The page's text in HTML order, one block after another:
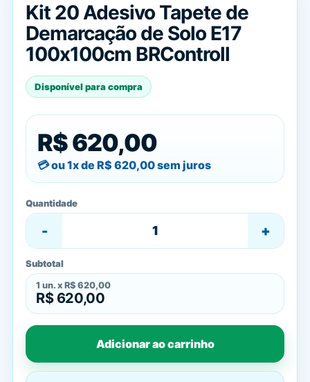
Kit 20 Adesivo Tapete de
Demarcação de Solo E17
100x100cm BRControll
Disponível para compra
R$ 620,00
ou 1x de R$ 620,00sem juros
Quantidade
- +
Subtotal
1 un. x R$ 620,00
R$ 620,00
Adicionar ao carrinho